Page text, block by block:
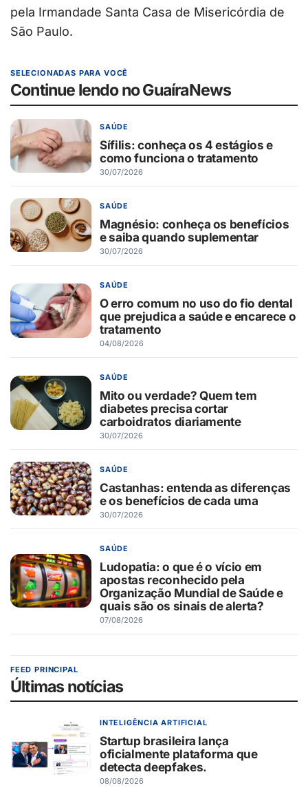
pela Irmandade Santa Casa de Misericórdia de
São Paulo.
SELECIONADAS PARA VOCÊ
Continue lendo no GuaíraNews
SAÚDE
Sífilis: conheça os 4 estágios e
como funciona o tratamento
30/07/2026
SAÚDE
Magnésio: conheça os benefícios
e saiba quando suplementar
30/07/2026
SAÚDE
O erro comum no uso do fio dental
que prejudica a saúde e encarece o
tratamento
04/08/2026
SAÚDE
Mito ou verdade? Quem tem
diabetes precisa cortar
carboidratos diariamente
30/07/2026
SAÚDE
Castanhas: entenda as diferenças
e os benefícios de cada uma
30/07/2026
SAÚDE
Ludopatia: o que é o vício em
apostas reconhecido pela
Organização Mundial de Saúde e
quais são os sinais de alerta?
07/08/2026
FEED PRINCIPAL
Últimas notícias
INTELIGÊNCIA ARTIFICIAL
Startup brasileira lança
oficialmente plataforma que
detecta deepfakes.
08/08/2026